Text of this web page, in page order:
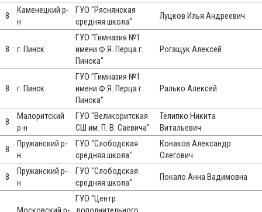
8
Каменецкий р-
н
ГУО "Ряснянская
средняя школа"
Луцков Илья Андреевич
8 г. Пинск
ГУО "Гимназия №1
имени Ф.Я. Перца г.
Пинска"
Рогащук Алексей
8 г. Пинск
ГУО "Гимназия №1
имени Ф.Я. Перца г.
Пинска"
Ралько Алексей
8
Малоритский
р-н
ГУО "Великоритская
СШ им. П. В. Саевича"
Телипко Никита
Витальевич
8
Пружанский р-
н
ГУО "Слободская
средняя школа"
Конаков Александр
Олегович
8
Пружанский р-
н
ГУО "Слободская
средняя школа"
Покало Анна Вадимовна
ГУО "Центр